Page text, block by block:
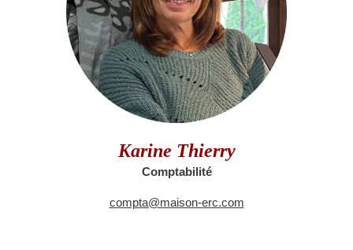
Karine Thierry
Comptabilité
compta@maison-erc.com